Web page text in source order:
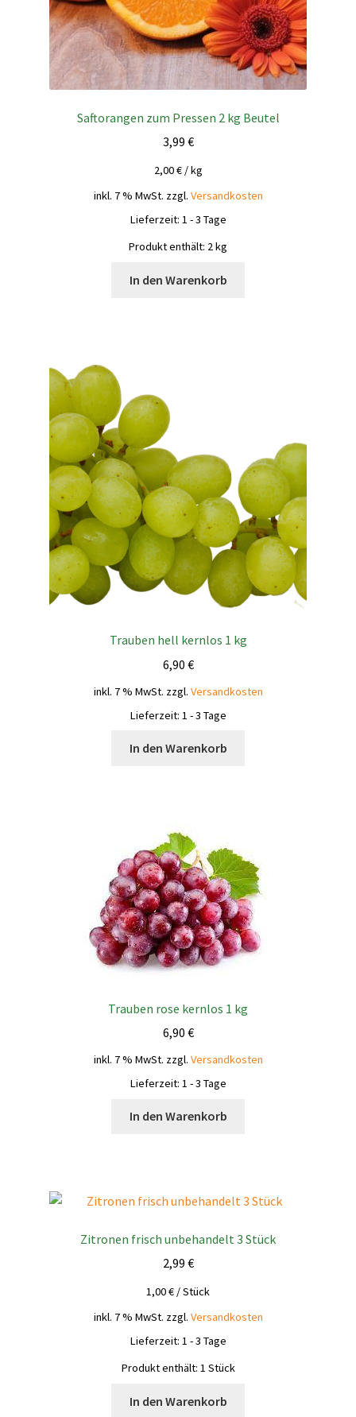
Saftorangen zum Pressen 2 kg Beutel
3,99 €
2,00€/kg
inkl. 7 % MwSt. zzgl. Versandkosten
Lieferzeit: 1 - 3 Tage
Produkt enthält: 2kg
In den Warenkorb
Trauben hell kernlos 1 kg
6,90 €
inkl. 7 % MwSt. zzgl. Versandkosten
Lieferzeit: 1 - 3 Tage
In den Warenkorb
Trauben rose kernlos 1 kg
6,90 €
inkl. 7 % MwSt. zzgl. Versandkosten
Lieferzeit: 1 - 3 Tage
In den Warenkorb
Zitronen frisch unbehandelt 3 Stück
2,99 €
1,00€ /Stück
inkl. 7 % MwSt. zzgl. Versandkosten
Lieferzeit: 1 - 3 Tage
Produkt enthält: 1 Stück
In den Warenkorb